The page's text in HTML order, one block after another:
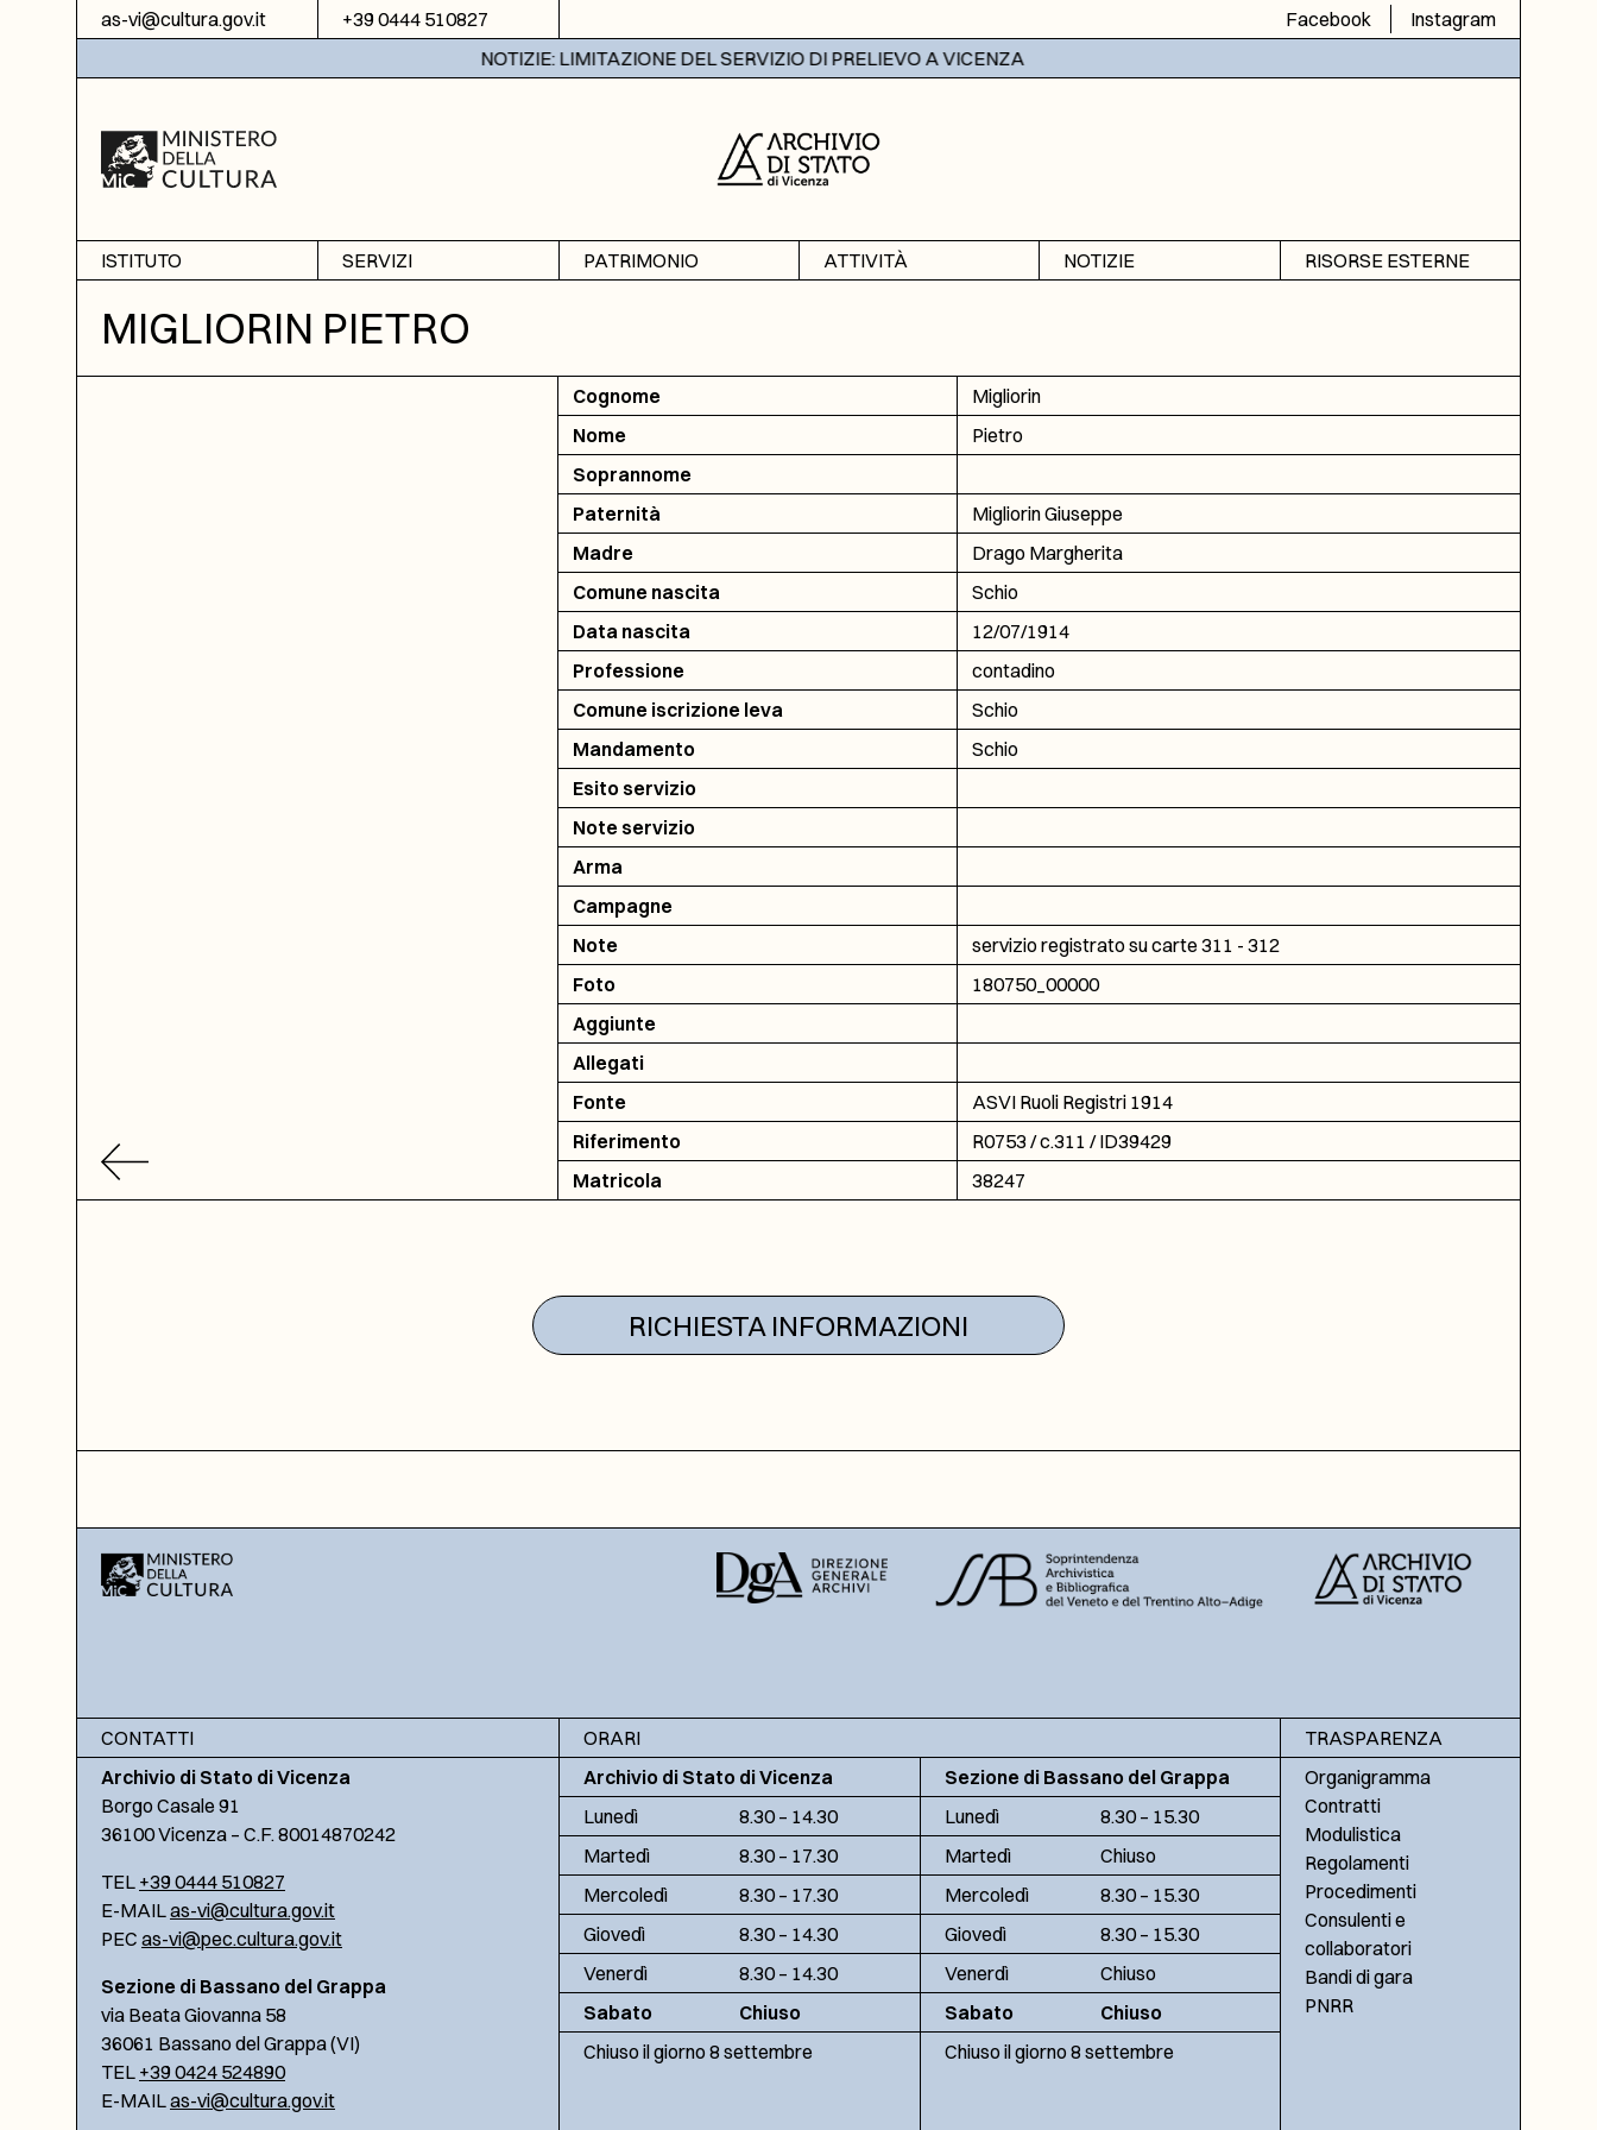
Vai al contenuto
as-vi@cultura.gov.it +39 0444 510827 Facebook
Instagram
NOTIZIE: LIMITAZIONE DEL SERVIZIO DI PRELIEVO A VICENZA
ISTITUTO
Informazioni
Sezione di Bassano del
SERVIZI
Ricerche
Fotoriproduzione
PATRIMONIO
ATTIVITÀ
NOTIZIE
RISORSE ESTERNE
DGA
ICAR
MIGLIORIN PIETRO
Cognome
Migliorin
Nome
Pietro
Soprannome
Paternità
Migliorin Giuseppe
Madre
Drago Margherita
Comune nascita
Schio
Data nascita
12/07/1914
Professione
contadino
Comune iscrizione leva
Schio
Mandamento
Schio
Esito servizio
Note servizio
Arma
Campagne
Note
servizio registrato su carte 311 - 312
Foto
180750_00000
Aggiunte
Allegati
Fonte
ASVI Ruoli Registri 1914
Riferimento
R0753 / c.311 / ID39429
Matricola
38247
RICHIESTA INFORMAZIONI
CONTATTI
Archivio di Stato di Vicenza
Borgo Casale 91
36100 Vicenza – C.F. 80014870242
TEL +39 0444 510827
E-MAILas-vi@cultura.gov.it
PEC as-vi@pec.cultura.gov.it
Sezione di Bassano del Grappa
via Beata Giovanna 58
36061 Bassano del Grappa (VI)
TEL +39 0424 524890
E-MAILas-vi@cultura.gov.it
ORARI
Archivio di Stato di Vicenza
Lunedì
8.30 – 14.30
Martedì
8.30 – 17.30
Mercoledì
8.30 – 17.30
Giovedì
8.30 – 14.30
Venerdì
8.30 – 14.30
Sabato
Chiuso
Chiuso il giorno 8 settembre
Sezione di Bassano del Grappa
Lunedì
8.30 – 15.30
Martedì
Chiuso
Mercoledì
8.30 – 15.30
Giovedì
8.30 – 15.30
Venerdì
Chiuso
Sabato
Chiuso
Chiuso il giorno 8 settembre
TRASPARENZA
Organigramma
Contratti
Modulistica
Regolamenti
Procedimenti
Consulenti e
collaboratori
Bandi di gara
PNRR